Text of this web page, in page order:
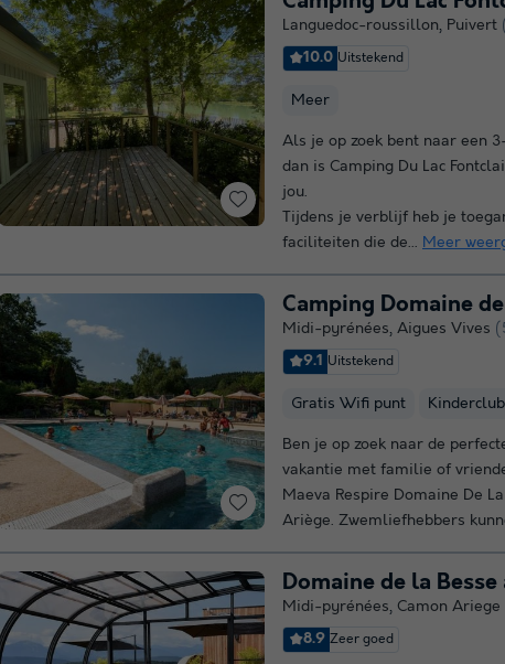
Languedoc-roussillon, Puivert
10.0 Uitstekend
Meer
Als je op zoek bent naar een
dan is Camping Du Lac
jou.
Tijdens je verblijf heb je
faciliteiten die de... Meer
Camping Domaine
Midi-pyrénées, Aigues Vives
9.1 Uitstekend
Gratis Wifi punt Kinderclub
Ben je op zoek naar de
vakantie met familie of
Maeva Respire Domaine De
Ariège. Zwemliefhebbers
Domaine de la Besse
Midi-pyrénées, Camon Ariege
8.9 Zeer goed